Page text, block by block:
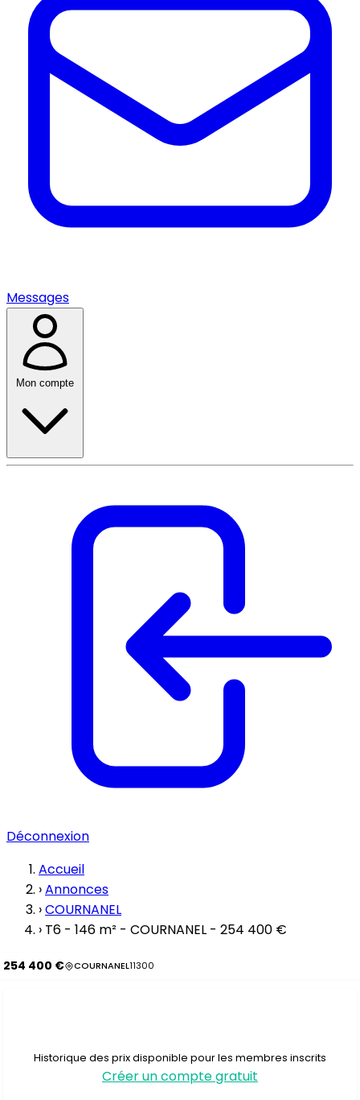
Messages
Mon compte
Déconnexion
Accueil
›Annonces
›COURNANEL
› T6 - 146 m² - COURNANEL - 254 400 €
254 400 € COURNANEL11300
Historique des prix disponible pour les membres inscrits
Créer un compte gratuit